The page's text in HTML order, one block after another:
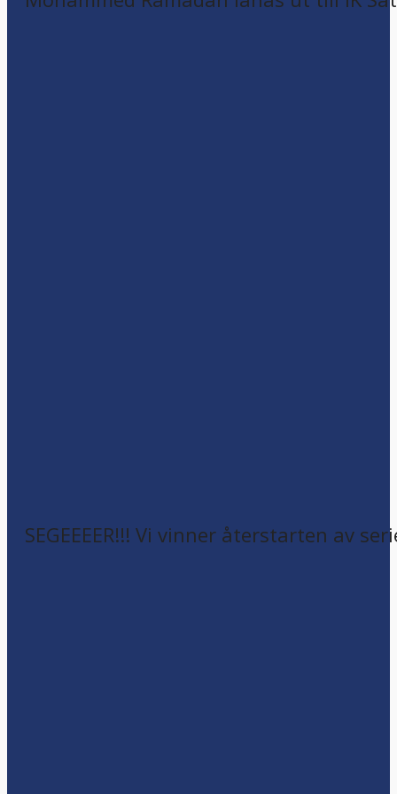
SEGEEEER!!! Vi vinner återstarten av